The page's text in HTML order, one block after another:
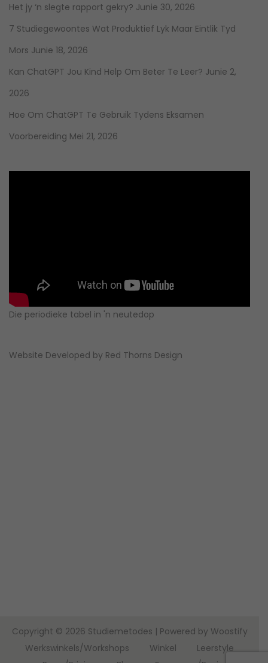
Het jy ‘n slegte rapport gekry? Junie 30, 2026
7 Studiegewoontes Wat Produktief Lyk Maar Eintlik Tyd
Mors Junie 18, 2026
Kan ChatGPT Jou Kind Help Om Beter Te Leer? Junie 2,
2026
Hoe Om ChatGPT Te Gebruik Tydens Eksamen
Voorbereiding Mei 21, 2026
Die periodieke tabel in 'n neutedop
Website Developed by Red Thorns Design
Copyright © 2026 Studiemetodes | Powered by Woostify
Werkswinkels/Workshops
Winkel
Leerstyle